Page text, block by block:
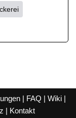
FAQ Wiki
Kontakt